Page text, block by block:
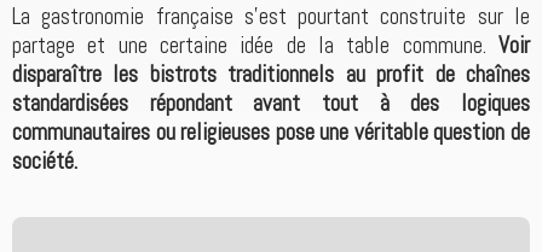
La gastronomie française s’est pourtant construite sur le
partage et une certaine idée de la table commune. Voir
disparaître les bistrots traditionnels au profit de chaînes
standardisées répondant avant tout à des logiques
communautaires ou religieuses pose une véritable question de
société.